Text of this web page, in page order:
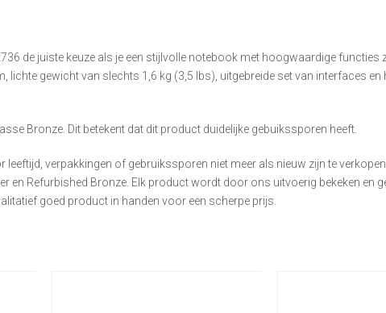
de juiste keuze als je een stijlvolle notebook met hoogwaardige
lichte gewicht van slechts 1,6 kg (3,5 lbs), uitgebreide set van interfaces
Bronze. Dit betekent dat dit product duidelijke gebuikssporen heeft.
verpakkingen of gebruikssporen niet meer als nieuw zijn te
en Refurbished Bronze. Elk product wordt door ons uitvoerig bekeken en
goed product in handen voor een scherpe prijs.